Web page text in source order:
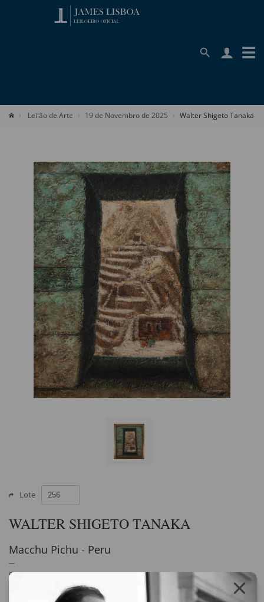
Leilão de Arte 19 de Novembro de 2025 Walter Shigeto Tanaka
Lote
WALTER SHIGETO TANAKA
Macchu Pichu - Peru
56 x 63 cm
assinatura inf. dir.